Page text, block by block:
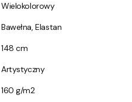
Wielokolorowy
Bawełna, Elastan
148 cm
Artystyczny
160 g/m2